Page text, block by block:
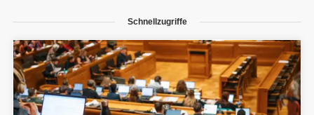
Schnellzugriffe